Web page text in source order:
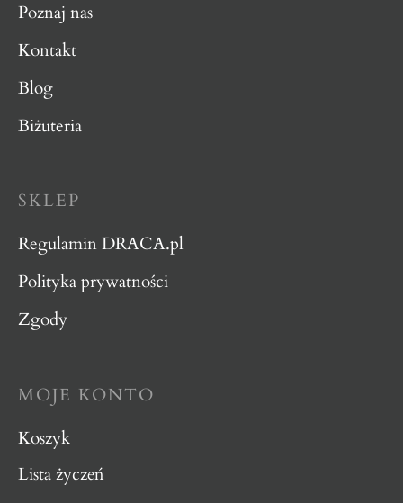
Poznaj nas
Kontakt
Blog
Biżuteria
SKLEP
Regulamin DRACA.pl
Polityka prywatności
Zgody
MOJE KONTO
Koszyk
Lista życzeń